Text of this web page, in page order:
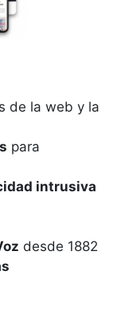
de la web y la
para
intrusiva
desde 1882